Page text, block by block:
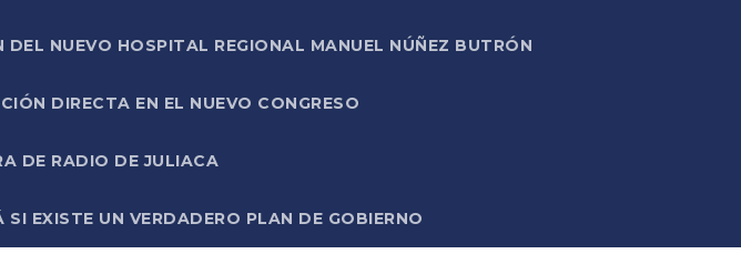
NUEVO HOSPITAL REGIONAL MANUEL NÚÑEZ BUTRÓN
DIRECTA EN EL NUEVO CONGRESO
DE RADIO DE JULIACA
EXISTE UN VERDADERO PLAN DE GOBIERNO